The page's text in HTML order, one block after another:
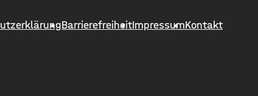
BarrierefreiheitImpressumKontakt